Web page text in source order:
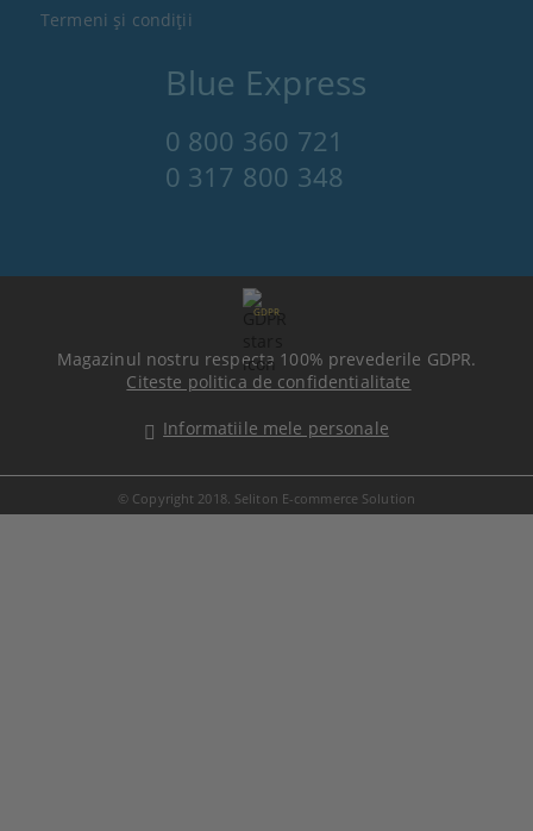
Blue Express
0 800 360 721
0 317 800 348
Termeni şi condiţii
GDPR
Magazinul nostru respecta 100% prevederile GDPR.
Citeste politica de confidentialitate
Informatiile mele personale
© Copyright 2018. Seliton E-commerce Solution